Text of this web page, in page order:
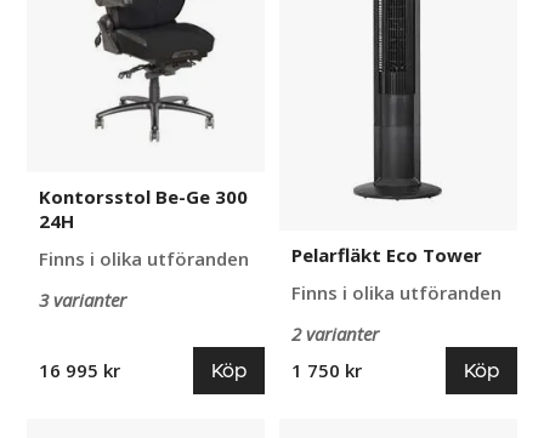
Kontorsstol Be-Ge 300
24H
Finns i olika utföranden
3 varianter
16 995 kr Köp
Pelarfläkt Eco Tower
Finns i olika utföranden
2 varianter
1 750 kr
Köp